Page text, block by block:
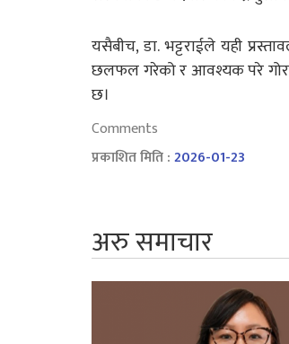
यसैबीच, डा. भट्टराईले यही
छलफल गरेको र आवश्यक परे
छ।
Comments
प्रकाशित मिति :2026-01-23
अरु समाचार